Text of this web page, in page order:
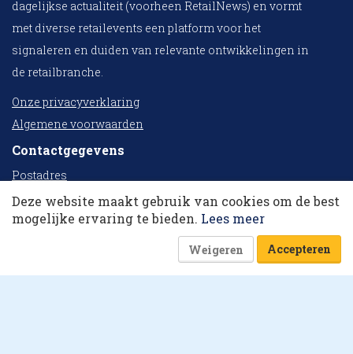
dagelijkse actualiteit (voorheen RetailNews) en vormt
met diverse retailevents een platform voor het
signaleren en duiden van relevante ontwikkelingen in
de retailbranche.
Onze privacyverklaring
Algemene voorwaarden
Contactgegevens
Postadres
Postbus 78
6720 AB Bennekom
Deze website maakt gebruik van cookies om de best
mogelijke ervaring te bieden. Lees meer
Weigeren Accepteren
10 collega’s
Korting op events